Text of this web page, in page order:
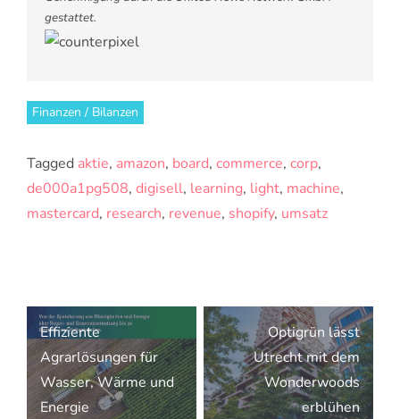
gestattet.
Finanzen / Bilanzen
Tagged aktie, amazon, board, commerce, corp,
de000a1pg508, digisell, learning, light, machine,
mastercard, research, revenue, shopify, umsatz
Beitragsnavigation
Effiziente
Agrarlösungen für
Wasser, Wärme und
Energie
Optigrün lässt
Utrecht mit dem
Wonderwoods
erblühen